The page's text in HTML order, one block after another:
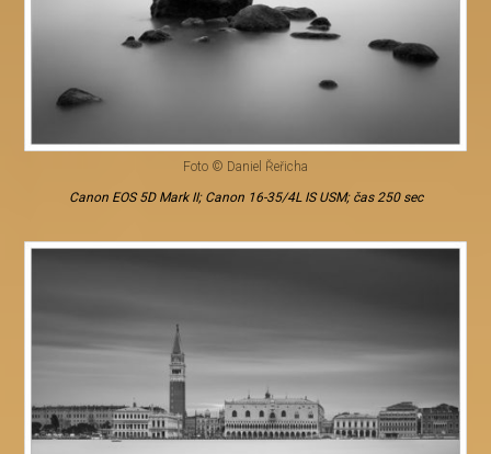
Foto © Daniel Řeřicha
Canon EOS 5D Mark II; Canon 16-35/4L IS USM; čas 250 sec